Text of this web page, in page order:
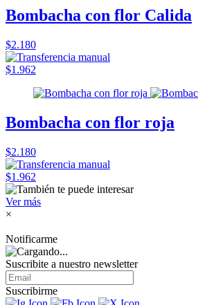
Bombacha con flor Calida
$2.180
$1.962
Bombacha con flor roja
$2.180
$1.962
Ver más
×
Notificarme
Suscribite a nuestro newsletter
Suscribirme